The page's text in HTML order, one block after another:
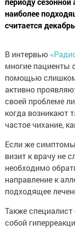
наиболее
считается
В интервью
многие пациенты
помощью
активно
своей проблеме
когда возникают
частое чихание,
Если же
визит к врачу не
необходимо
направление к
подходящее
Также специалист
собой